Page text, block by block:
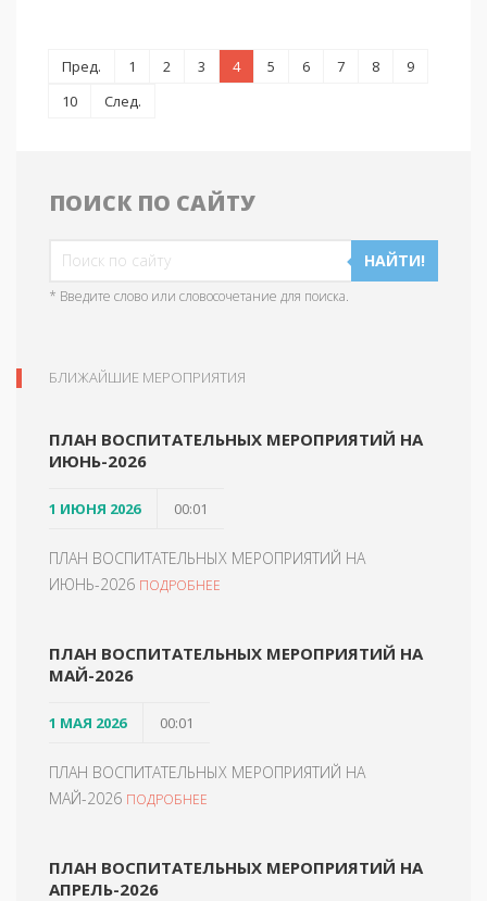
Пред. 1 2 3 4 5 6 7 8
9
10
След.
ПОИСК ПО САЙТУ
НАЙТИ!
* Введите слово или словосочетание для поиска.
БЛИЖАЙШИЕ МЕРОПРИЯТИЯ
ПЛАН ВОСПИТАТЕЛЬНЫХ МЕРОПРИЯТИЙ НА
ИЮНЬ-2026
1 ИЮНЯ 2026 00:01
ПЛАН ВОСПИТАТЕЛЬНЫХ МЕРОПРИЯТИЙ НА
ИЮНЬ-2026 ПОДРОБНЕЕ
ПЛАН ВОСПИТАТЕЛЬНЫХ МЕРОПРИЯТИЙ НА
МАЙ-2026
1 МАЯ 2026 00:01
ПЛАН ВОСПИТАТЕЛЬНЫХ МЕРОПРИЯТИЙ НА
МАЙ-2026 ПОДРОБНЕЕ
ПЛАН ВОСПИТАТЕЛЬНЫХ МЕРОПРИЯТИЙ НА
АПРЕЛЬ-2026